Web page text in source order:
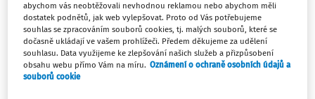
Celý dokument je jen pro předplatitele.
Zaregistrujte se a získejte
zdarma plný přístup na 14 dnů.
abychom vás neobtěžovali nevhodnou reklamou nebo abychom měli
dostatek podnětů, jak web vylepšovat. Proto od Vás potřebujeme
souhlas se zpracováním souborů cookies, tj. malých souborů, které se
dočasně ukládají ve vašem prohlížeči. Předem děkujeme za udělení
souhlasu. Data využijeme ke zlepšování našich služeb a přizpůsobení
obsahu webu přímo Vám na míru. Oznámení o ochraně osobních údajů a
souborů cookie